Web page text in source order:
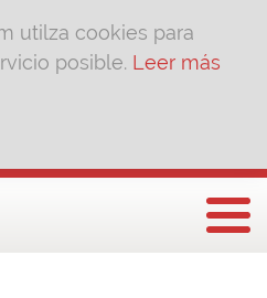
utilza cookies para
posible. Leer más